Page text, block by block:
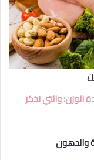
الوزن؛ والتي نذكر
والدهون